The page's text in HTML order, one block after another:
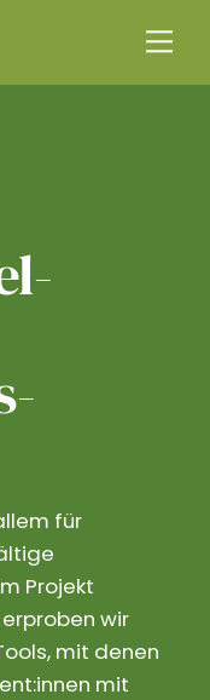
für
Projekt
wir
mit denen
mit